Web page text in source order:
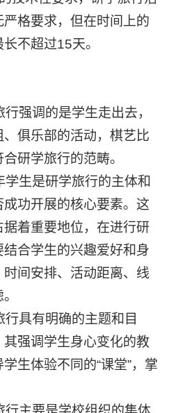
格要求，但在时间上的
不超过15天。
强调的是学生走出去，
俱乐部的活动，棋艺比
研学旅行的范畴。
生是研学旅行的主体和
功开展的核心要素。这
着重要地位，在进行研
合学生的兴趣爱好和身
间安排、活动距离、线
具有明确的主题和目
强调学生身心变化的教
生体验不同的“课堂”，掌